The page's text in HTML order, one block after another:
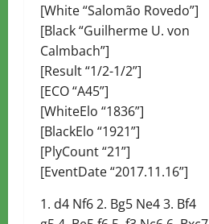
[White “Salomão Rovedo”]
[Black “Guilherme U. von
Calmbach”]
[Result “1/2-1/2”]
[ECO “A45”]
[WhiteElo “1836”]
[BlackElo “1921”]
[PlyCount “21”]
[EventDate “2017.11.16”]
1. d4 Nf6 2. Bg5 Ne4 3. Bf4